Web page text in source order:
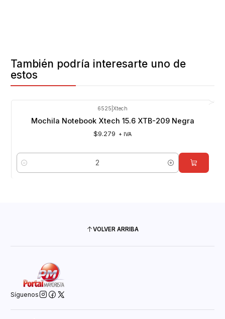
También podría interesarte uno de
estos
6525 Xtech
Mochila Notebook Xtech 15.6 XTB-209 Negra
$9.279 + IVA
Cantidad
VOLVER ARRIBA
Síguenos